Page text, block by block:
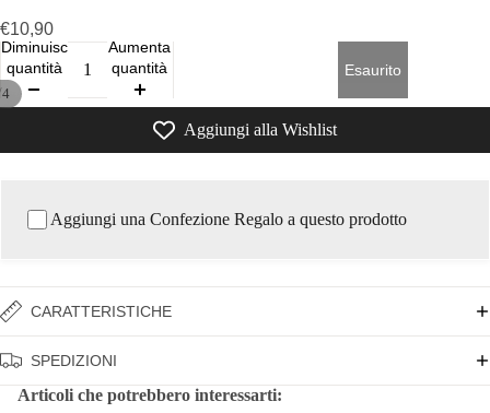
4
€10,90
Diminuisci
quantità
Aumenta
quantità
Esaurito
Aggiungi alla Wishlist
Aggiungi una Confezione Regalo a questo prodotto
CARATTERISTICHE
SPEDIZIONI
Articoli che potrebbero interessarti: